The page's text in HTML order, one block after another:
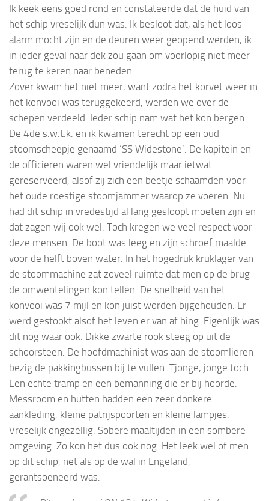
Ik keek eens goed rond en constateerde dat de huid van
het schip vreselijk dun was. Ik besloot dat, als het loos
alarm mocht zijn en de deuren weer geopend werden, ik
in ieder geval naar dek zou gaan om voorlopig niet meer
terug te keren naar beneden.
Zover kwam het niet meer, want zodra het korvet weer in
het konvooi was teruggekeerd, werden we over de
schepen verdeeld. Ieder schip nam wat het kon bergen.
De 4de s.w.t.k. en ik kwamen terecht op een oud
stoomscheepje genaamd ‘SS Widestone’. De kapitein en
de officieren waren wel vriendelijk maar ietwat
gereserveerd, alsof zij zich een beetje schaamden voor
het oude roestige stoomjammer waarop ze voeren. Nu
had dit schip in vredestijd al lang gesloopt moeten zijn en
dat zagen wij ook wel. Toch kregen we veel respect voor
deze mensen. De boot was leeg en zijn schroef maalde
voor de helft boven water. In het hogedruk kruklager van
de stoommachine zat zoveel ruimte dat men op de brug
de omwentelingen kon tellen. De snelheid van het
konvooi was 7 mijl en kon juist worden bijgehouden. Er
werd gestookt alsof het leven er van af hing. Eigenlijk was
dit nog waar ook. Dikke zwarte rook steeg op uit de
schoorsteen. De hoofdmachinist was aan de stoomlieren
bezig de pakkingbussen bij te vullen. Tjonge, jonge toch.
Een echte tramp en een bemanning die er bij hoorde.
Messroom en hutten hadden een zeer donkere
aankleding, kleine patrijspoorten en kleine lampjes.
Vreselijk ongezellig. Sobere maaltijden in een sombere
omgeving. Zo kon het dus ook nog. Het leek wel of men
op dit schip, net als op de wal in Engeland,
gerantsoeneerd was.